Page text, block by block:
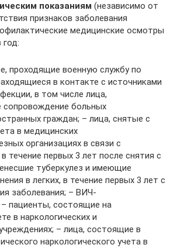
показаниям (независимо от
признаков заболевания
медицинские осмотры
год:
проходящие военную службу по
в контакте с источниками
в том числе лица,
больных
граждан; – лица, снятые с
в медицинских
организациях в связи с
течение первых 3 лет после снятия с
туберкулез и имеющие
в легких, в течение первых 3 лет с
заболевания; – ВИЧ-
пациенты, состоящие на
в наркологических и
– лица, состоящие в
наркологического учета в